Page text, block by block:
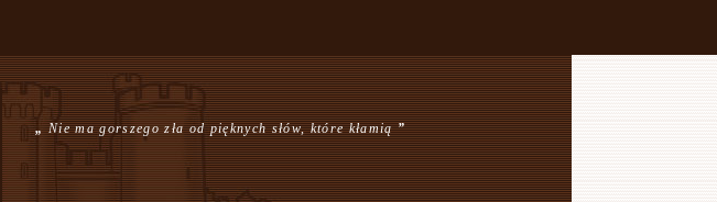
„Nie ma gorszego zła od pięknych słów, które kłamią”